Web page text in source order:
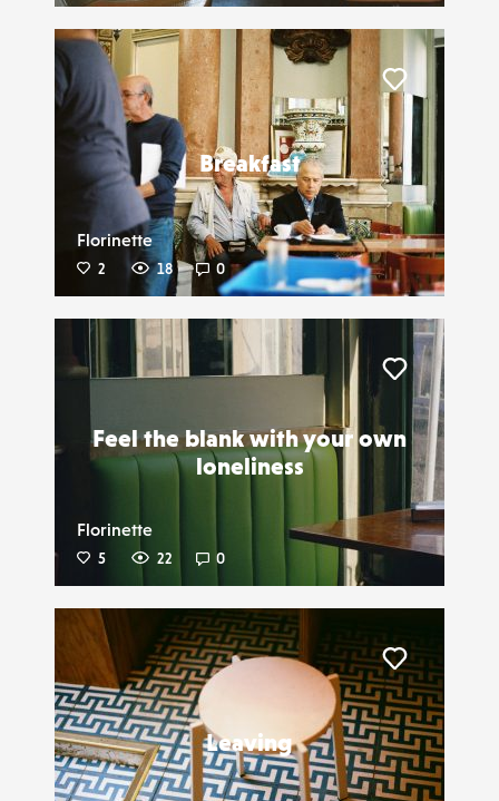
Breakfast
Florinette
2 18 0
Liker
Feel the blank with your own
loneliness
Florinette
5 22 0
Liker
Leaving
Liker